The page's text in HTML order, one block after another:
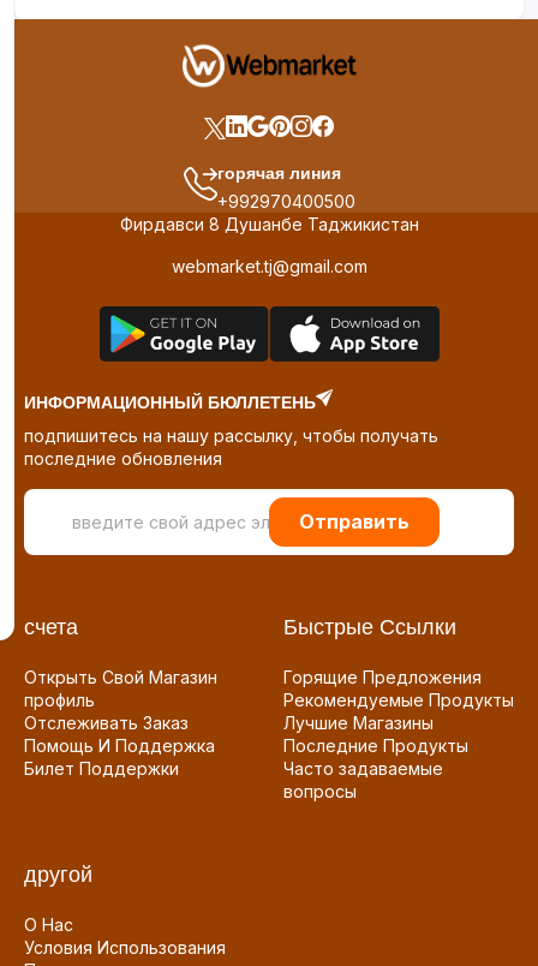
горячая линия
+992970400500
Фирдавси 8 Душанбе Таджикистан
webmarket.tj@gmail.com
ИНФОРМАЦИОННЫЙ БЮЛЛЕТЕНЬ
подпишитесь на нашу рассылку, чтобы получать
последние обновления
Отправить
счета
Открыть Свой Магазин
профиль
Отслеживать Заказ
Помощь И Поддержка
Билет Поддержки
Быстрые Ссылки
Горящие Предложения
Рекомендуемые Продукты
Лучшие Магазины
Последние Продукты
Часто задаваемые
вопросы
другой
О Нас
Условия Использования